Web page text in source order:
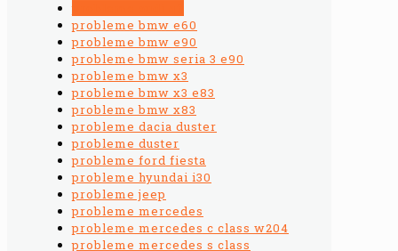
probleme bmw e60
probleme bmw e90
probleme bmw seria 3 e90
probleme bmw x3
probleme bmw x3 e83
probleme bmw x83
probleme dacia duster
probleme duster
probleme ford fiesta
probleme hyundai i30
probleme jeep
probleme mercedes
probleme mercedes c class w204
probleme mercedes s class